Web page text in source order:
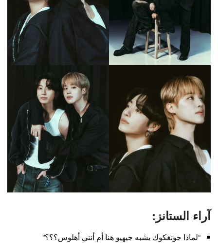
آراء الستانز:
“لماذا جونغكوك يشبه جيهيو هنا أم أنني أهلوس؟؟؟”